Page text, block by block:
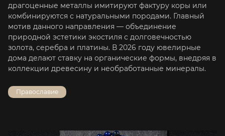
драгоценные металлы имитируют фактуру коры или
комбинируются с натуральными породами. Главный
мотив данного направления — объединение
природной эстетики экостиля с долговечностью
золота, серебра и платины. В 2026 году ювелирные
дома делают ставку на органические формы, внедряя в
коллекции древесину и необработанные минералы.
Православие